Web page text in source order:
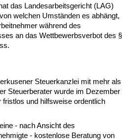
das Landesarbeitsgericht (LAG)
welchen Umständen es abhängt,
während des
an das Wettbewerbsverbot des §
Steuerkanzlei mit mehr als
Steuerberater wurde im Dezember
fristlos und hilfsweise ordentlich
- nach Ansicht des
- kostenlose Beratung von